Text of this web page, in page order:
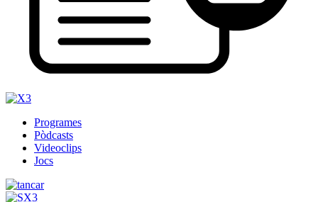
Programes
Pòdcasts
Videoclips
Jocs